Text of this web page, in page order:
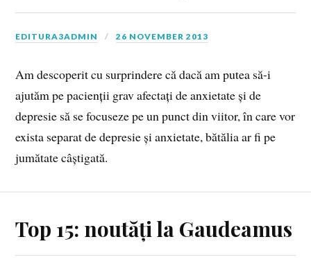
EDITURA3ADMIN 26 NOVEMBER 2013
Am descoperit cu surprindere că dacă am putea să-i
ajutăm pe pacienții grav afectați de anxietate și de
depresie să se focuseze pe un punct din viitor, în care vor
exista separat de depresie și anxietate, bătălia ar fi pe
jumătate câștigată.
Top 15: noutăți la Gaudeamus